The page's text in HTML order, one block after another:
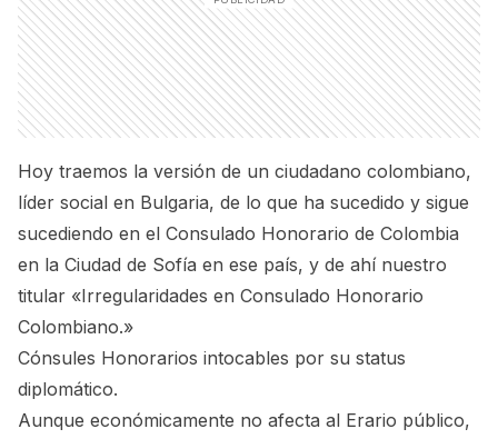
Hoy traemos la versión de un ciudadano colombiano,
líder social en Bulgaria, de lo que ha sucedido y sigue
sucediendo en el Consulado Honorario de Colombia
en la Ciudad de Sofía en ese país, y de ahí nuestro
titular «Irregularidades en Consulado Honorario
Colombiano.»
Cónsules Honorarios intocables por su status
diplomático.
Aunque económicamente no afecta al Erario público,